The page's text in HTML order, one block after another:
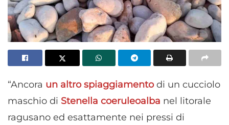
“Ancora un altro spiaggiamentodi un cucciolo
maschio di Stenella coeruleoalba nel litorale
ragusano ed esattamente nei pressi di